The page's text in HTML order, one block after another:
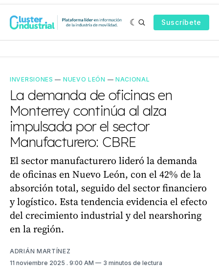
Suscríbete
INVERSIONES — NUEVO LEÓN — NACIONAL
La demanda de oficinas en
Monterrey continúa al alza
impulsada por el sector
Manufacturero: CBRE
El sector manufacturero lideró la demanda
de oficinas en Nuevo León, con el 42% de la
absorción total, seguido del sector financiero
y logístico. Esta tendencia evidencia el efecto
del crecimiento industrial y del nearshoring
en la región.
ADRIÁN MARTÍNEZ
11 noviembre 2025 . 9:00 AM 3 minutos de lectura